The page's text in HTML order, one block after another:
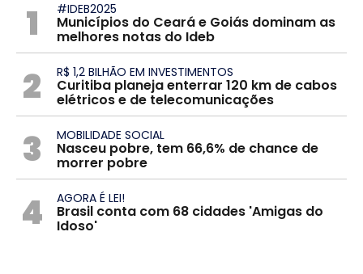
1 #IDEB2025
Municípios do Ceará e Goiás dominam as
melhores notas do Ideb
2 R$ 1,2 BILHÃO EM INVESTIMENTOS
Curitiba planeja enterrar 120 km de cabos
elétricos e de telecomunicações
3 MOBILIDADE SOCIAL
Nasceu pobre, tem 66,6% de chance de
morrer pobre
4 AGORA É LEI!
Brasil conta com 68 cidades 'Amigas do
Idoso'